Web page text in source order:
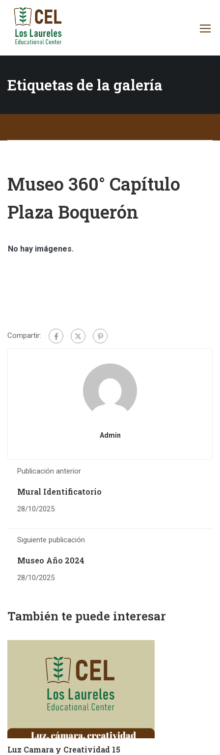
Etiquetas de la galería
Museo 360° Capítulo
Plaza Boquerón
No hay imágenes.
Compartir:
Admin
Publicación anterior
Mural Identificatorio
28/10/2025
Siguiente publicación
Museo Año 2024
28/10/2025
También te puede interesar
Luz Camara y Creatividad 15